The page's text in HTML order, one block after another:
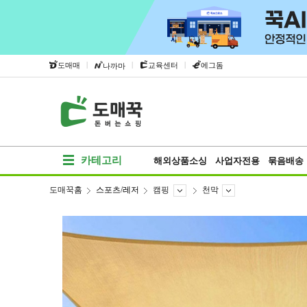
도매매 | 나까마 | 교육센터 | 에그돔
카테고리 해외상품소싱 사업자전용 묶음배송
도매꾹홈 스포츠/레저 캠핑 천막